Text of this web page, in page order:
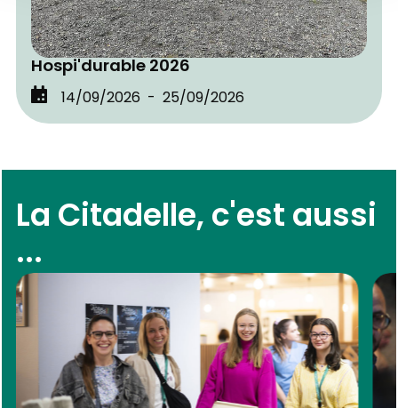
Hospi'durable 2026
14/09/2026 25/09/2026
La Citadelle, c'est aussi
...